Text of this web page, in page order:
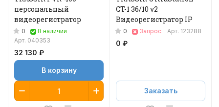
персональный
видеорегистратор
0
В наличии
Арт. 040353
32 130 ₽
В корзину
CT-1 36/10 v2
Видеорегистратор IP
0 Запрос Арт. 123288
0 ₽
Заказать